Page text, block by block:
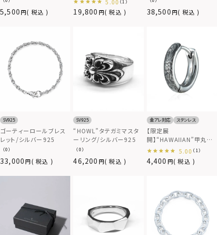
ス
5,500 税込
5.00 （1）
19,800 税込 38,500 税込
SV925
ゴーティーロールブレス
レット/シルバー925
（0）
33,000 税込
SV925
“HOWL”タテガミマスタ
ーリング/シルバー925
（0）
46,200 税込
金アレ対応 ステンレス
【限定展
開】“HAWAIIAN”甲丸フ
ープピアス（シルバー）/サ
ージカルステンレス（金
属アレルギー対応）
5.00 （1）
4,400 税込